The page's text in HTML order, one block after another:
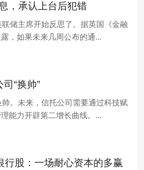
，承认上台后犯错
储主席开始反思了。据英国《金融
，如果未来几周公布的通...
“换帅”
。未来，信托公司需要通过科技赋
能力开辟第二增长曲线。...
行股：一场耐心资本的多赢